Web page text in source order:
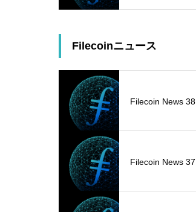
Filecoinニュース
Filecoin News 38
Filecoin News 37